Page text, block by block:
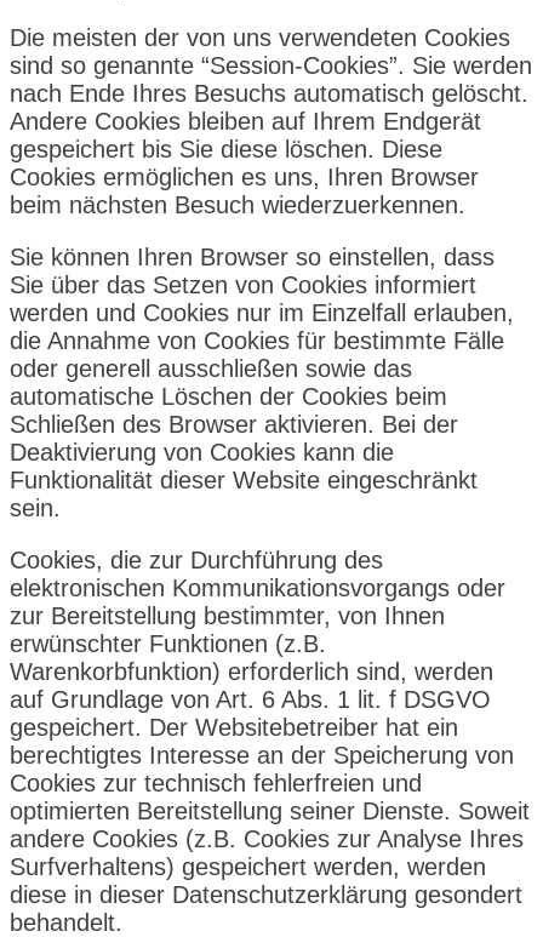
Die meisten der von uns verwendeten Cookies
sind so genannte “Session-Cookies”. Sie werden
nach Ende Ihres Besuchs automatisch gelöscht.
Andere Cookies bleiben auf Ihrem Endgerät
gespeichert bis Sie diese löschen. Diese
Cookies ermöglichen es uns, Ihren Browser
beim nächsten Besuch wiederzuerkennen.
Sie können Ihren Browser so einstellen, dass
Sie über das Setzen von Cookies informiert
werden und Cookies nur im Einzelfall erlauben,
die Annahme von Cookies für bestimmte Fälle
oder generell ausschließen sowie das
automatische Löschen der Cookies beim
Schließen des Browser aktivieren. Bei der
Deaktivierung von Cookies kann die
Funktionalität dieser Website eingeschränkt
sein.
Cookies, die zur Durchführung des
elektronischen Kommunikationsvorgangs oder
zur Bereitstellung bestimmter, von Ihnen
erwünschter Funktionen (z.B.
Warenkorbfunktion) erforderlich sind, werden
auf Grundlage von Art. 6 Abs. 1 lit. f DSGVO
gespeichert. Der Websitebetreiber hat ein
berechtigtes Interesse an der Speicherung von
Cookies zur technisch fehlerfreien und
optimierten Bereitstellung seiner Dienste. Soweit
andere Cookies (z.B. Cookies zur Analyse Ihres
Surfverhaltens) gespeichert werden, werden
diese in dieser Datenschutzerklärung gesondert
behandelt.